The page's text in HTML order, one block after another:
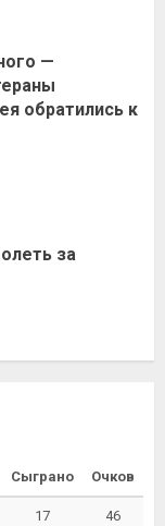
—
обратились к
за
Сыграно Очков
17 46